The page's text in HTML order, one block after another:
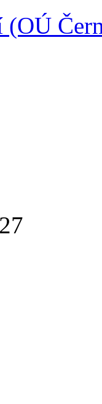
(OÚ